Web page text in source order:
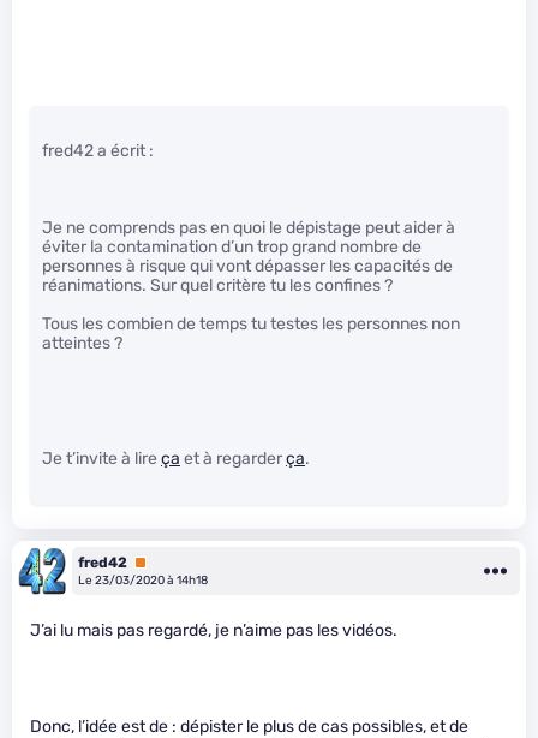
fred42 a écrit :
Je ne comprends pas en quoi le dépistage peut aider à
éviter la contamination d’un trop grand nombre de
personnes à risque qui vont dépasser les capacités de
réanimations. Sur quel critère tu les confines ?
Tous les combien de temps tu testes les personnes non
atteintes ?
Je t’invite à lire ça et à regarderça.
fred42 Premium
Le 23/03/2020 à 14h18
J’ai lu mais pas regardé, je n’aime pas les vidéos.
Donc, l’idée est de : dépister le plus de cas possibles, et de